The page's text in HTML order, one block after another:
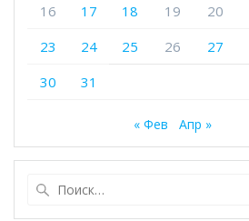
16
17 18 19 20
23
24 25 26 27
30
31
« Фев Апр »